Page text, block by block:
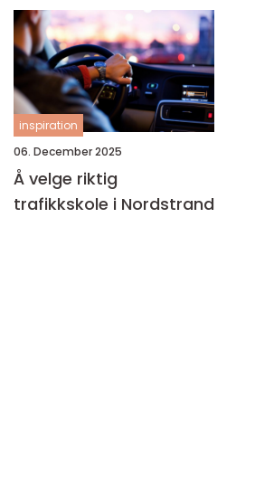
inspiration
06. December 2025
Å velge riktig
trafikkskole i Nordstrand